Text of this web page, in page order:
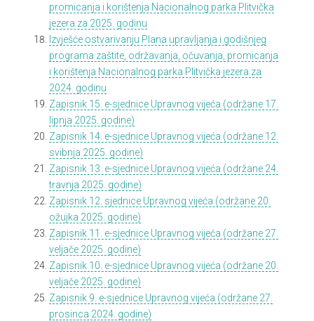
promicanja i korištenja Nacionalnog parka Plitvička
jezera za 2025. godinu
Izvješće ostvarivanju Plana upravljanja i godišnjeg
programa zaštite, održavanja, očuvanja, promicanja
i korištenja Nacionalnog parka Plitvička jezera za
2024. godinu
Zapisnik 15. e-sjednice Upravnog vijeća (održane 17.
lipnja 2025. godine)
Zapisnik 14. e-sjednice Upravnog vijeća (održane 12.
svibnja 2025. godine)
Zapisnik 13. e-sjednice Upravnog vijeća (održane 24.
travnja 2025. godine)
Zapisnik 12. sjednice Upravnog vijeća (održane 20.
ožujka 2025. godine)
Zapisnik 11. e-sjednice Upravnog vijeća (održane 27.
veljače 2025. godine)
Zapisnik 10. e-sjednice Upravnog vijeća (održane 20.
veljače 2025. godine)
Zapisnik 9. e-sjednice Upravnog vijeća (održane 27.
prosinca 2024. godine)